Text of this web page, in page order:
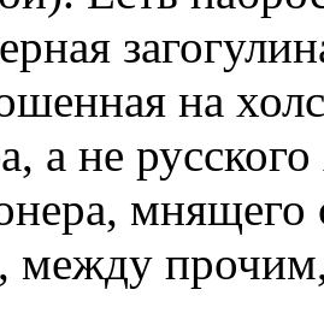
на
а не
между